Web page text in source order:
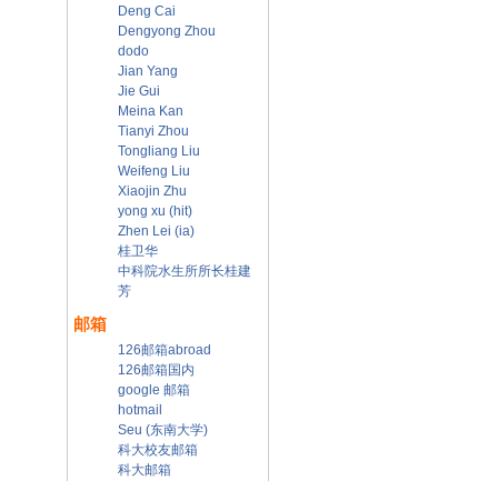
Deng Cai
Dengyong Zhou
dodo
Jian Yang
Jie Gui
Meina Kan
Tianyi Zhou
Tongliang Liu
Weifeng Liu
Xiaojin Zhu
yong xu (hit)
Zhen Lei (ia)
桂卫华
中科院水生所所长桂建
芳
邮箱
126邮箱abroad
126邮箱国内
google 邮箱
hotmail
Seu (东南大学)
科大校友邮箱
科大邮箱